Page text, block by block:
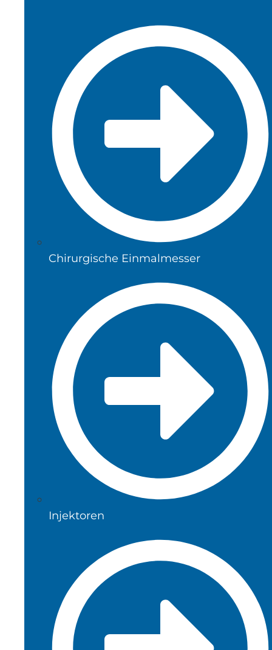
Chirurgische Einmalmesser
Injektoren